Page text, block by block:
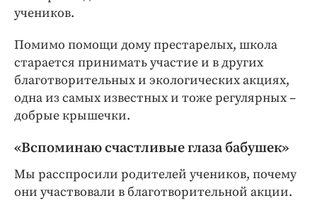
учеников.
Помимо помощи дому престарелых, школа
старается принимать участие и в других
благотворительных и экологических акциях,
одна из самых известных и тоже регулярных –
добрые крышечки.
«Вспоминаю счастливые глаза бабушек»
Мы расспросили родителей учеников, почему
они участвовали в благотворительной акции.